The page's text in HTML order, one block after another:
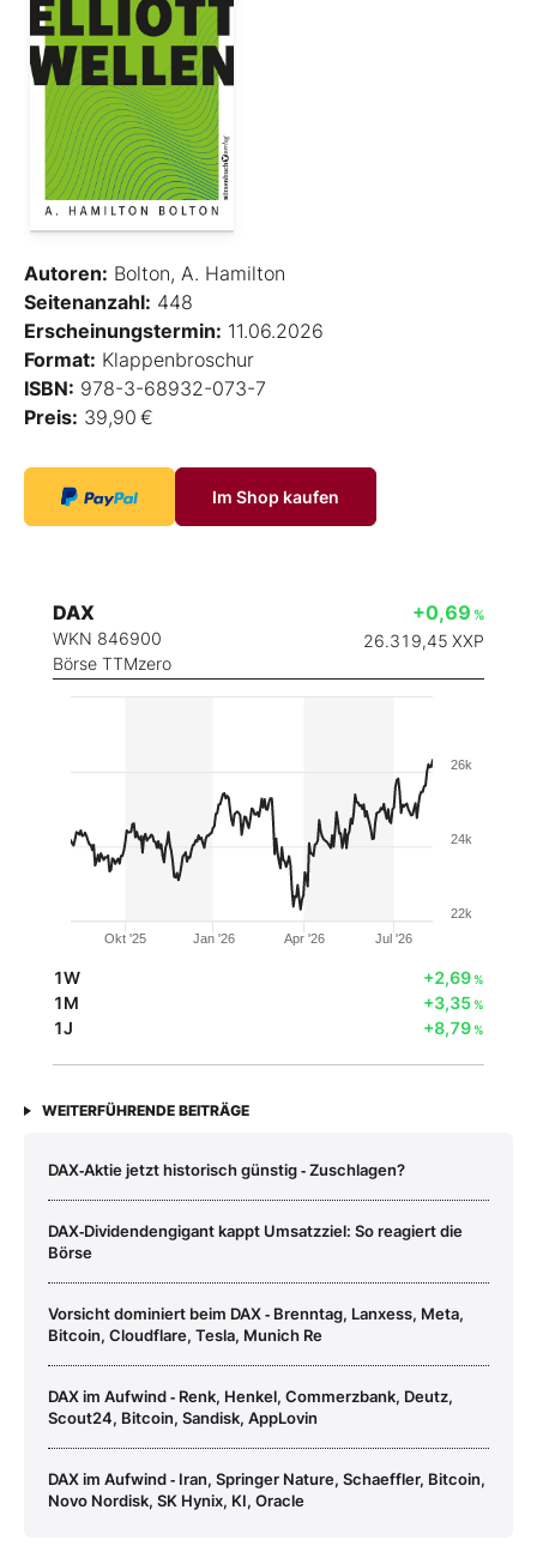
Autoren: Bolton, A. Hamilton
Seitenanzahl: 448
Erscheinungstermin: 11.06.2026
Format: Klappenbroschur
ISBN: 978-3-68932-073-7
Preis: 39,90 €
Im Shop kaufen
DAX
WKN 846900
Börse TTMzero
+0,69 %
26.319,45 XXP
Okt '25 Jan '26 Apr '26 Jul '26
22k
24k
26k
1W +2,69%
1M +3,35%
1J +8,79%
WEITERFÜHRENDE BEITRÄGE
DAX‑Aktie jetzt historisch günstig ‑ Zuschlagen?
DAX‑Dividendengigant kappt Umsatzziel: So reagiert die
Börse
Vorsicht dominiert beim DAX ‑ Brenntag, Lanxess, Meta,
Bitcoin, Cloudflare, Tesla, Munich Re
DAX im Aufwind ‑ Renk, Henkel, Commerzbank, Deutz,
Scout24, Bitcoin, Sandisk, AppLovin
DAX im Aufwind ‑ Iran, Springer Nature, Schaeffler, Bitcoin,
Novo Nordisk, SK Hynix, KI, Oracle